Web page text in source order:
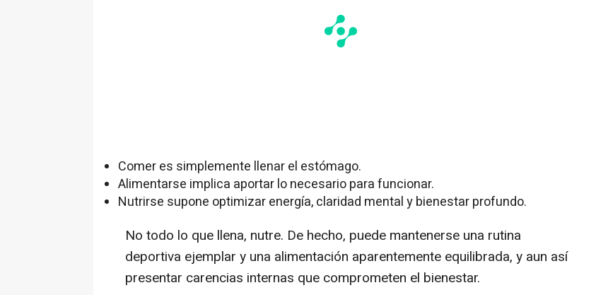
Comer es simplemente llenar el estómago.
Alimentarse implica aportar lo necesario para funcionar.
Nutrirse supone optimizar energía, claridad mental y bienestar profundo.
No todo lo que llena, nutre. De hecho, puede mantenerse una rutina
deportiva ejemplar y una alimentación aparentemente equilibrada, y aun así
presentar carencias internas que comprometen el bienestar.